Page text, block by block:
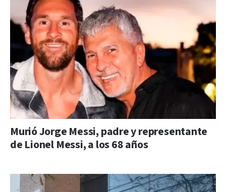
Murió Jorge Messi, padre y representante
de Lionel Messi, a los 68 años